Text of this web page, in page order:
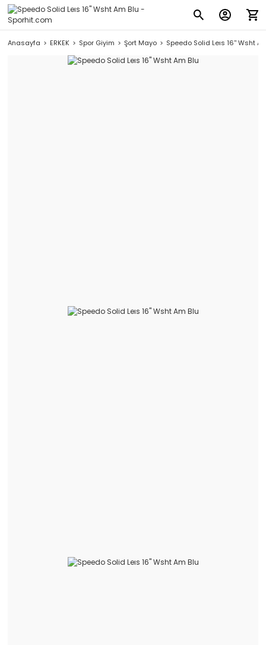
Anasayfa ERKEK Spor Giyim Şort Mayo Speedo Solid Leıs 16'' Wsht